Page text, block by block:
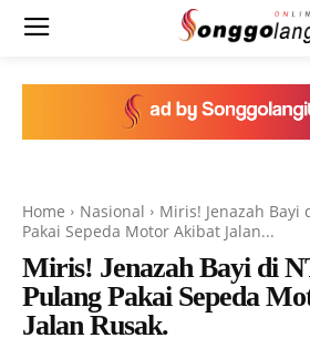
Home Nasional
Miris! Jenazah Bayi
Pakai Sepeda Motor Akibat Jalan...
Miris! Jenazah Bayi di
Pulang Pakai Sepeda
Jalan Rusak.